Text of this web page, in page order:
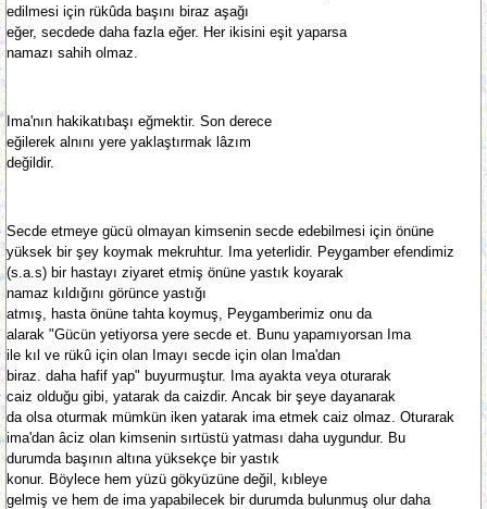
edilmesi için rükûda başını biraz aşağı
eğer, secdede daha fazla eğer. Her ikisini eşit yaparsa
namazı sahih olmaz.
Ima'nın hakikatıbaşı eğmektir. Son derece
eğilerek alnını yere yaklaştırmak lâzım
değildir.
Secde etmeye gücü olmayan kimsenin secde edebilmesi için önüne
yüksek bir şey koymak mekruhtur. Ima yeterlidir. Peygamber efendimiz
(s.a.s) bir hastayı ziyaret etmiş önüne yastık koyarak
namaz kıldığını görünce yastığı
atmış, hasta önüne tahta koymuş, Peygamberimiz onu da
alarak "Gücün yetiyorsa yere secde et. Bunu yapamıyorsan Ima
ile kıl ve rükû için olan Imayı secde için olan Ima'dan
biraz. daha hafif yap" buyurmuştur. Ima ayakta veya oturarak
caiz olduğu gibi, yatarak da caizdir. Ancak bir şeye dayanarak
da olsa oturmak mümkün iken yatarak ima etmek caiz olmaz. Oturarak
ima'dan âciz olan kimsenin sırtüstü yatması daha uygundur. Bu
durumda başının altına yüksekçe bir yastık
konur. Böylece hem yüzü gökyüzüne değil, kıbleye
gelmiş ve hem de ima yapabilecek bir durumda bulunmuş olur daha